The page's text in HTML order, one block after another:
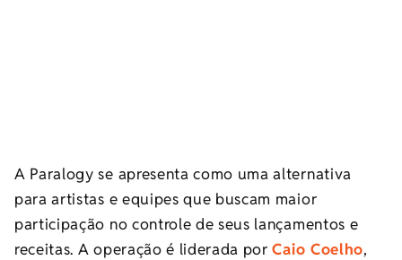
A Paralogy se apresenta como uma alternativa
para artistas e equipes que buscam maior
participação no controle de seus lançamentos e
receitas. A operação é liderada porCaio Coelho,